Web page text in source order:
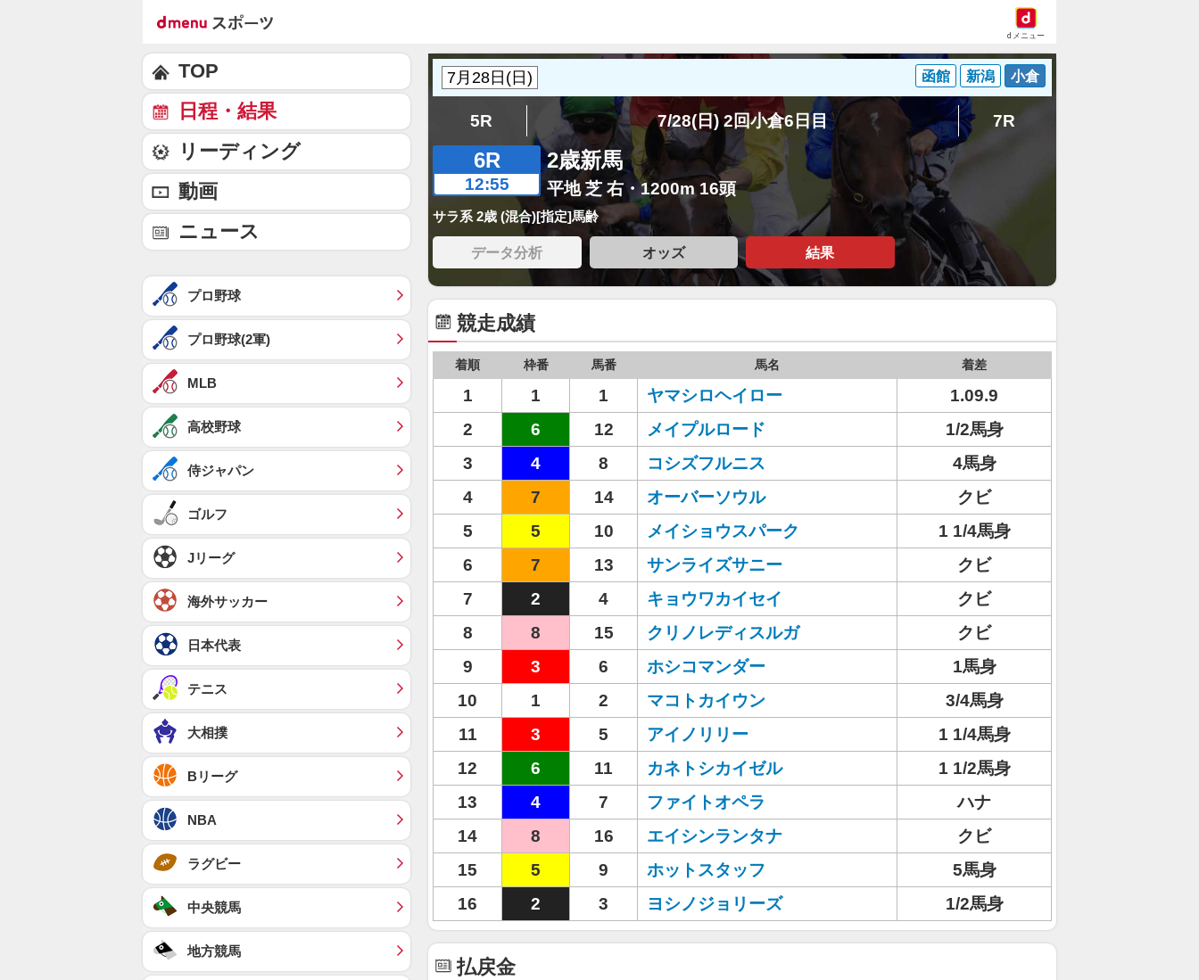
dメニュー
函館 新潟 小倉
5R 7/28(日) 2回小倉6日目 7R
6R
12:55
2歳新馬
平地 芝 右・1200m 16頭
サラ系 2歳 (混合)[指定]馬齢
データ分析 オッズ 結果
競走成績
着順 枠番 馬番 馬名 着差
1 1 1 ヤマシロヘイロー
1.09.9
2
6 12 メイプルロード
1/2馬身
3
4 8 コシズフルニス
4馬身
4
7 14 オーバーソウル
クビ
5
5 10 メイショウスパーク
1 1/4馬身
6
7 13 サンライズサニー
クビ
7
2 4 キョウワカイセイ
クビ
8
8 15 クリノレディスルガ
クビ
9
3 6 ホシコマンダー
1馬身
10
1 2 マコトカイウン
3/4馬身
11
3 5 アイノリリー
1 1/4馬身
12
6 11 カネトシカイゼル
1 1/2馬身
13
4 7 ファイトオペラ
ハナ
14
8 16 エイシンランタナ
クビ
15
5 9 ホットスタッフ
5馬身
16
2 3 ヨシノジョリーズ 1/2馬身
払戻金
TOP
日程・結果
リーディング
動画
ニュース
プロ野球
プロ野球(2軍)
MLB
高校野球
侍ジャパン
ゴルフ
Jリーグ
海外サッカー
日本代表
テニス
大相撲
Bリーグ
NBA
ラグビー
中央競馬
地方競馬